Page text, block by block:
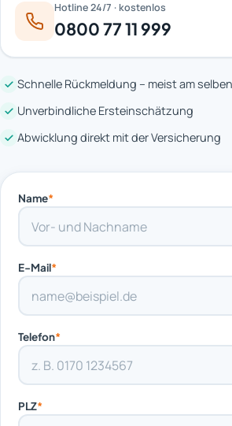
Hotline 24/7 · kostenlos
0800 77 11 999
Schnelle Rückmeldung – meist am
Unverbindliche Ersteinschätzung
Abwicklung direkt mit der Versicherung
Name*
E-Mail*
Telefon*
PLZ*